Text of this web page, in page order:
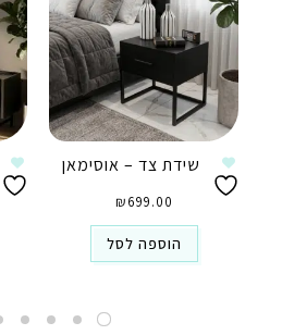
שידת צד – אוסימאן
₪699.00
הוספה לסל